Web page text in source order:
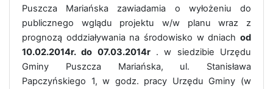
Puszcza Mariańska zawiadamia o wyłożeniu do
publicznego wglądu projektu w/w planu wraz z
prognozą oddziaływania na środowisko w dniach od
10.02.2014r. do 07.03.2014r. w siedzibie Urzędu
Gminy Puszcza Mariańska, ul. Stanisława
Papczyńskiego 1, w godz. pracy Urzędu Gminy (w